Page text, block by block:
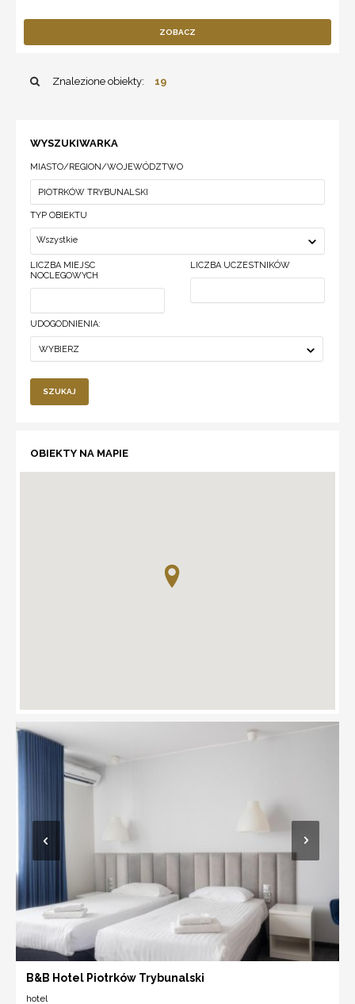
ZOBACZ
Znalezione obiekty: 19
WYSZUKIWARKA
MIASTO/REGION/WOJEWÓDZTWO
TYP OBIEKTU
Wszystkie
LICZBA MIEJSC
NOCLEGOWYCH
LICZBA UCZESTNIKÓW
UDOGODNIENIA:
WYBIERZ
SZUKAJ
OBIEKTY NA MAPIE
B&B Hotel Piotrków Trybunalski
hotel